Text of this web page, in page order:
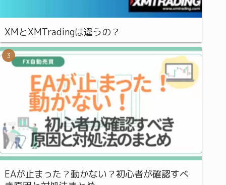
XMとXMTradingは違うの？
EAが止まった？動かない？初心者が確認すべ